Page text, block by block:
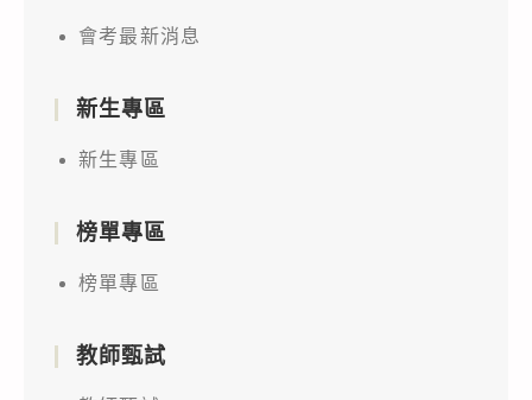
會考最新消息
新生專區
新生專區
榜單專區
榜單專區
教師甄試